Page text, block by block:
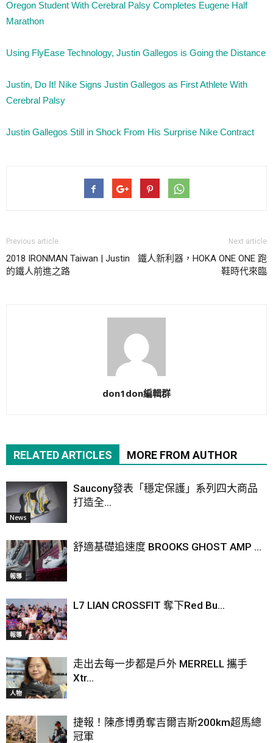
Oregon Student With Cerebral Palsy Completes Eugene Half
Marathon
Using FlyEase Technology, Justin Gallegos is Going the Distance
Justin, Do It! Nike Signs Justin Gallegos as First Athlete With
Cerebral Palsy
Justin Gallegos Still in Shock From His Surprise Nike Contract
Previous article
2018 IRONMAN Taiwan | Justin
的鐵人前進之路
Next article
鐵人新利器，HOKA ONE ONE 跑
鞋時代來臨
don1don編輯群
RELATED ARTICLES MORE FROM AUTHOR
News
Saucony發表「穩定保護」系列四大商品
打造全...
報導
舒適基礎追速度 BROOKS GHOST AMP ...
報導
L7 LIAN CROSSFIT 奪下Red Bu...
人物
走出去每一步都是戶外 MERRELL 攜手
Xtr...
捷報！陳彥博勇奪吉爾吉斯200km超馬總
冠軍